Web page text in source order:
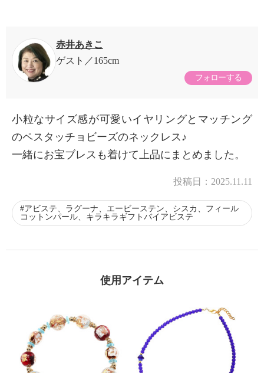
赤井あきこ
ゲスト
165cm
フォローする
小粒なサイズ感が可愛いイヤリングとマッチング
のペスタッチョビーズのネックレス♪
一緒にお宝ブレスも着けて上品にまとめました。
投稿日： 2025.11.11
アビステ、ラグーナ、エービーステン、シスカ、フィール
コットンパール、キラキラギフトバイアビステ
使用アイテム